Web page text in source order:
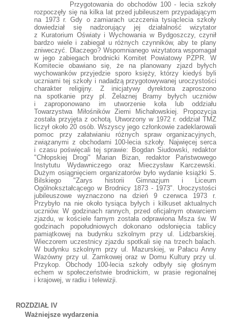
Przygotowania do obchodów 100 - lecia szkoły
rozpoczęły się na kilka lat przed jubileuszem przypadającym
na 1973 r. Gdy o zamiarach uczczenia tysiąclecia szkoły
dowiedział się nadzorujący jej działalność wizytator
z Kuratorium Oświaty i Wychowania w Bydgoszczy, czynił
bardzo wiele i zabiegał u różnych czynników, aby te plany
zniweczyć. Dlaczego? Wspomnianego wizytatora wspomagał
w jego zabiegach brodnicki Komitet Powiatowy PZPR. W
Komitecie obawiano się, że na planowany zjazd byłych
wychowanków przyjedzie sporo księży, którzy kiedyś byli
uczniami tej szkoły i nadadzą przygotowywanej uroczystości
charakter religijny. Z inicjatywy dyrektora zaproszono
na spotkanie przy pl. Żelaznej Bramy byłych uczniów
i zaproponowano im utworzenie koła lub oddziału
Towarzystwa Miłośników Ziemi Michałowskiej. Propozycja
została przyjęta z ochotą. Utworzony w 1972 r. oddział TMZ
liczył około 20 osób. Wszyscy jego członkowie zadeklarowali
pomoc przy załatwianiu różnych spraw organizacyjnych,
związanymi z obchodami 100-lecia szkoły. Najwięcej serca
i czasu poświęcali tej sprawie: Bogdan Siudowski, redaktor
"Chłopskiej Drogi" Marian Bizan, redaktor Państwowego
Instytutu Wydawniczego oraz Mieczysław Karczewski.
Dużym osiągnięciem organizatorów było wydanie książki S.
Bilskiego "Zarys historii Gimnazjum i Liceum
Ogólnokształcącego w Brodnicy 1873 - 1973". Uroczystości
jubileuszowe wyznaczono na dzień 9 czerwca 1973 r.
Przybyło na nie około tysiąca byłych i kilkuset aktualnych
uczniów. W godzinach rannych, przed oficjalnym otwarciem
zjazdu, w kościele farnym została odprawiona Msza św. W
godzinach popołudniowych dokonano odsłonięcia tablicy
pamiątkowej na budynku szkolnym przy ul. Lidzbarskiej.
Wieczorem uczestnicy zjazdu spotkali się na trzech balach.
W budynku szkolnym przy ul. Mazurskiej, w Pałacu Anny
Wazówny przy ul. Zamkowej oraz w Domu Kultury przy ul.
Przykop. Obchody 100-lecia szkoły odbyły się głośnym
echem w społeczeństwie brodnickim, w prasie regionalnej
i krajowej, w radiu i telewizji.
ROZDZIAŁ IV
Ważniejsze wydarzenia